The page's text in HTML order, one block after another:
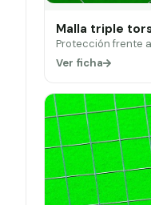
Malla triple
Protección frente
Ver ficha